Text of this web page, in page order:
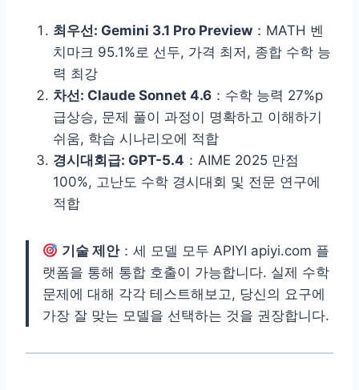
최우선: Gemini 3.1 Pro Preview ：MATH 벤
치마크 95.1%로 선두, 가격 최저, 종합 수학 능
력 최강
차선: Claude Sonnet 4.6 ：수학 능력 27%p
급상승, 문제 풀이 과정이 명확하고 이해하기
쉬움, 학습 시나리오에 적합
경시대회급: GPT-5.4 ：AIME 2025 만점
100%, 고난도 수학 경시대회 및 전문 연구에
적합
기술 제안：세 모델 모두 APIYI apiyi.com 플
랫폼을 통해 통합 호출이 가능합니다. 실제 수학
문제에 대해 각각 테스트해보고, 당신의 요구에
가장 잘 맞는 모델을 선택하는 것을 권장합니다.